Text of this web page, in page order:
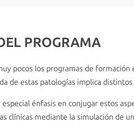
PROGRAMA
pocos los programas de
de estas patologías implica
énfasis en conjugar estos
clínicas mediante la simulación de